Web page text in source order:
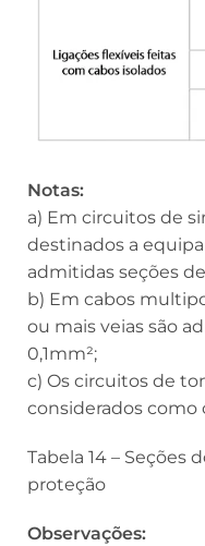
Notas:
a) Em circuitos de
destinados a
admitidas seções
b) Em cabos
ou mais veias são
0,1mm²;
c) Os circuitos de
considerados como
Tabela 14 – Seções
proteção
Observações: